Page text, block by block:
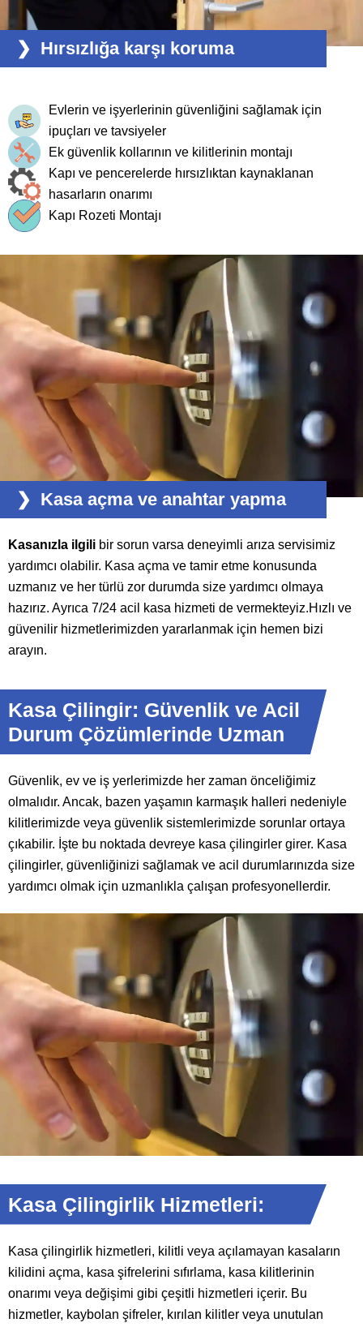
Hırsızlığa karşı koruma
Evlerin ve işyerlerinin güvenliğini sağlamak için
ipuçları ve tavsiyeler
Ek güvenlik kollarının ve kilitlerinin montajı
Kapı ve pencerelerde hırsızlıktan kaynaklanan
hasarların onarımı
Kapı Rozeti Montajı
Kasa açma ve anahtar yapma
Kasanızla ilgili bir sorun varsa deneyimli arıza servisimiz
yardımcı olabilir. Kasa açma ve tamir etme konusunda
uzmanız ve her türlü zor durumda size yardımcı olmaya
hazırız. Ayrıca 7/24 acil kasa hizmeti de vermekteyiz.Hızlı ve
güvenilir hizmetlerimizden yararlanmak için hemen bizi
arayın.
Kasa Çilingir: Güvenlik ve Acil
Durum Çözümlerinde Uzman
Güvenlik, ev ve iş yerlerimizde her zaman önceliğimiz
olmalıdır. Ancak, bazen yaşamın karmaşık halleri nedeniyle
kilitlerimizde veya güvenlik sistemlerimizde sorunlar ortaya
çıkabilir. İşte bu noktada devreye kasa çilingirler girer. Kasa
çilingirler, güvenliğinizi sağlamak ve acil durumlarınızda size
yardımcı olmak için uzmanlıkla çalışan profesyonellerdir.
Kasa Çilingirlik Hizmetleri:
Kasa çilingirlik hizmetleri, kilitli veya açılamayan kasaların
kilidini açma, kasa şifrelerini sıfırlama, kasa kilitlerinin
onarımı veya değişimi gibi çeşitli hizmetleri içerir. Bu
hizmetler, kaybolan şifreler, kırılan kilitler veya unutulan